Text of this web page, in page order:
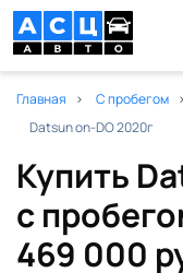
Главная С пробегом
Datsun on-DO 2020г
Купить
с
469 000